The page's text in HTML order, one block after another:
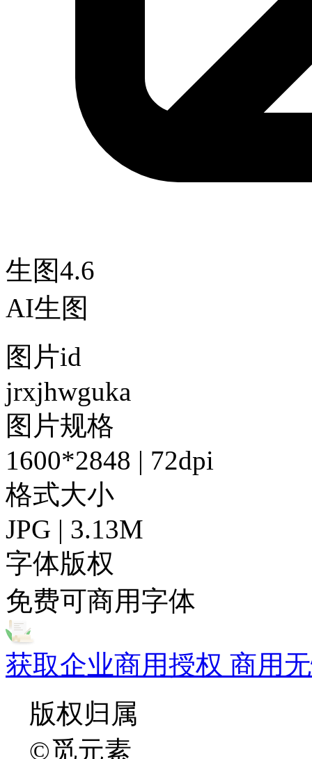
生图4.6
AI生图
图片id
jrxjhwguka
图片规格
1600*2848 | 72dpi
格式大小
JPG | 3.13M
字体版权
免费可商用字体
获取企业商用授权 商用
版权归属
©觅元素